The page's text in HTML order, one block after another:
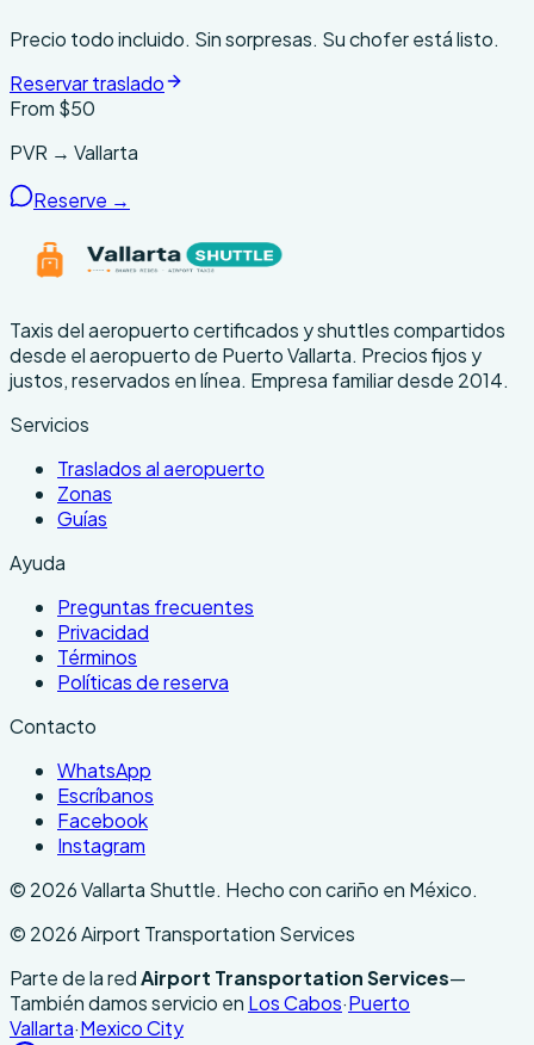
Precio todo incluido. Sin sorpresas. Su chofer está listo.
Reservar traslado
From $50
PVR → Vallarta
Reserve →
Taxis del aeropuerto certificados y shuttles compartidos
desde el aeropuerto de Puerto Vallarta. Precios fijos y
justos, reservados en línea. Empresa familiar desde 2014.
Servicios
Traslados al aeropuerto
Zonas
Guías
Ayuda
Preguntas frecuentes
Privacidad
Términos
Políticas de reserva
Contacto
WhatsApp
Escríbanos
Facebook
Instagram
© 2026Vallarta Shuttle. Hecho con cariño en México.
© 2026Airport Transportation Services
Parte de la redAirport Transportation Services—
También damos servicio en Los Cabos·Puerto
Vallarta·Mexico City